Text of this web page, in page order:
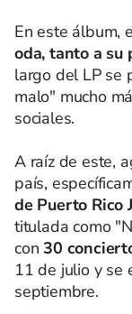
En este álbum,
oda, tanto a su
largo del LP se
malo" mucho
sociales.
A raíz de este,
país,
de Puerto Rico
titulada como
con30
11 de julio y se
septiembre.